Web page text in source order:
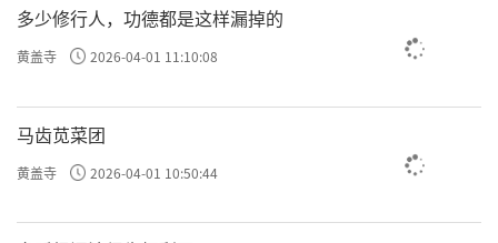
多少修行人，功德都是这样漏掉的
黄盖寺 2026-04-01 11:10:08
马齿苋菜团
黄盖寺 2026-04-01 10:50:44